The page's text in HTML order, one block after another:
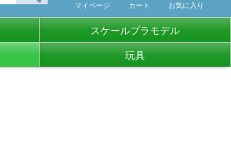
マイページ カート お気に入り
スケールプラモデル
玩具